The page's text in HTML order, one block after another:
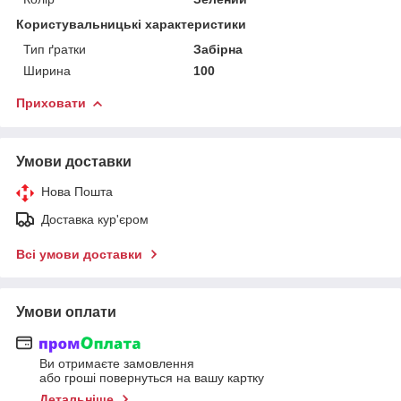
Користувальницькі характеристики
Тип ґратки
Забірна
Ширина
100
Приховати
Умови доставки
Нова Пошта
Доставка кур'єром
Всі умови доставки
Умови оплати
Ви отримаєте замовлення
або гроші повернуться на вашу картку